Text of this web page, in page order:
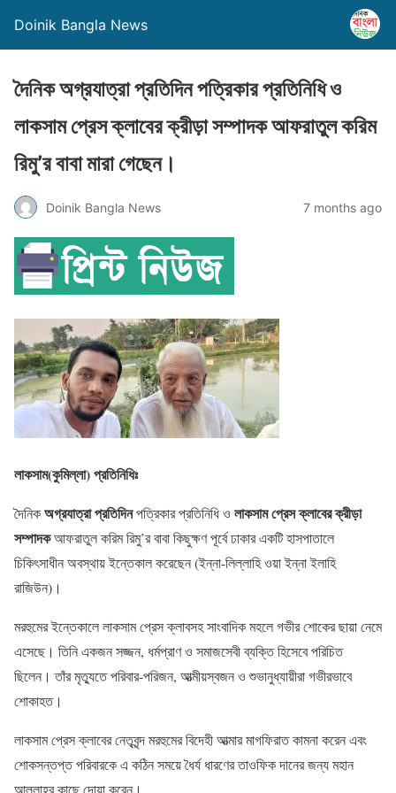
Doinik Bangla News
দৈনিক অগ্রযাত্রা প্রতিদিন পত্রিকার প্রতিনিধি ও
লাকসাম প্রেস ক্লাবের ক্রীড়া সম্পাদক আফরাতুল করিম
রিমু’র বাবা মারা গেছেন।
Doinik Bangla News 7 months ago
লাকসাম(কুমিল্লা) প্রতিনিধিঃ
দৈনিকঅগ্রযাত্রা প্রতিদিনপত্রিকার প্রতিনিধি ও লাকসাম প্রেস ক্লাবের ক্রীড়া
সম্পাদকআফরাতুল করিম রিমু’র বাবা কিছুক্ষণ পূর্বে ঢাকার একটি হাসপাতালে
চিকিৎসাধীন অবস্থায় ইন্তেকাল করেছেন (ইন্না-লিল্লাহি ওয়া ইন্না ইলাহি
রাজিউন)।
মরহুমের ইন্তেকালে লাকসাম প্রেস ক্লাবসহ সাংবাদিক মহলে গভীর শোকের ছায়া নেমে
এসেছে। তিনি একজন সজ্জন, ধর্মপ্রাণ ও সমাজসেবী ব্যক্তি হিসেবে পরিচিত
ছিলেন। তাঁর মৃত্যুতে পরিবার-পরিজন, আত্মীয়স্বজন ও শুভানুধ্যায়ীরা গভীরভাবে
শোকাহত।
লাকসাম প্রেস ক্লাবের নেতৃবৃন্দ মরহুমের বিদেহী আত্মার মাগফিরাত কামনা করেন এবং
শোকসন্তপ্ত পরিবারকে এ কঠিন সময়ে ধৈর্য ধারণের তাওফিক দানের জন্য মহান